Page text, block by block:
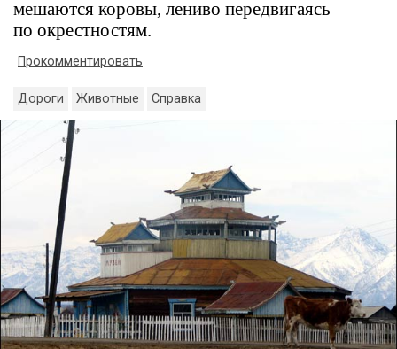
мешаются коровы, лениво передвигаясь
по окрестностям.
Прокомментировать
Дороги Животные Справка